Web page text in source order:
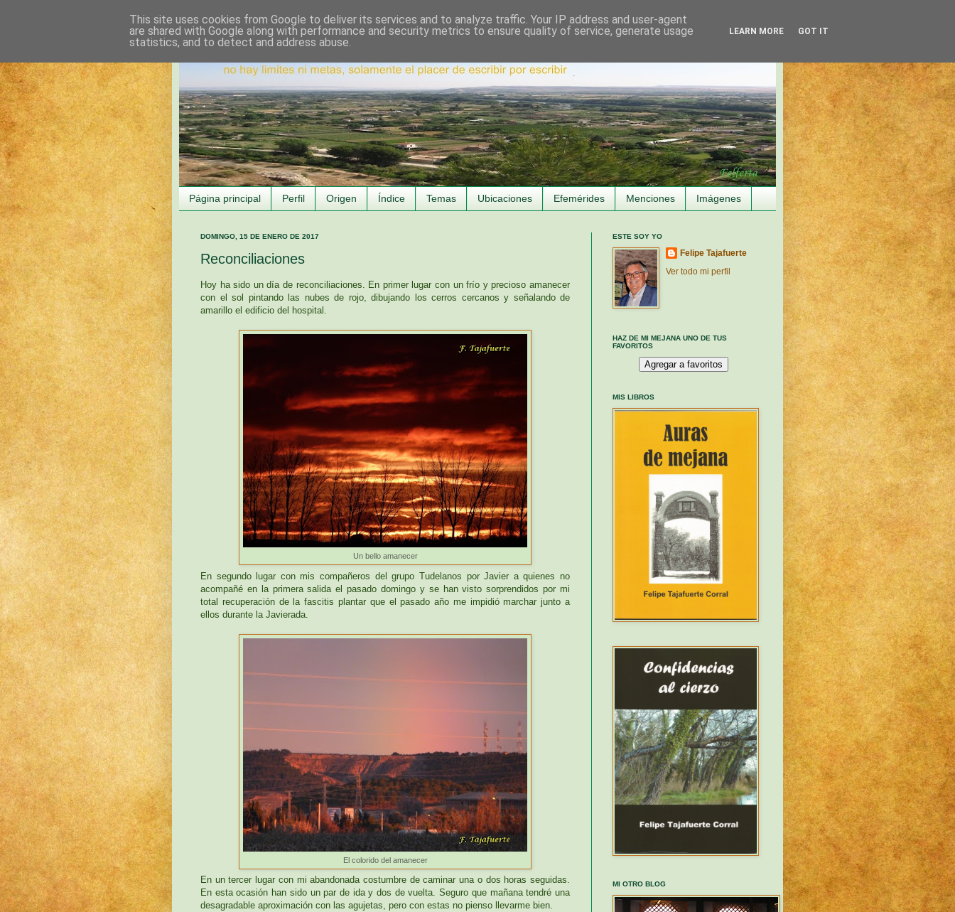
Página principal Perfil Origen Índice Temas Ubicaciones Efemérides Menciones Imágenes
DOMINGO, 15 DE ENERO DE 2017
Reconciliaciones
Hoy ha sido un día de reconciliaciones. En primer lugar con un frío y precioso amanecer
con el sol pintando las nubes de rojo, dibujando los cerros cercanos y señalando de
amarillo el edificio del hospital.
Un bello amanecer
En segundo lugar con mis compañeros del grupo Tudelanos por Javier a quienes no
acompañé en la primera salida el pasado domingo y se han visto sorprendidos por mi
total recuperación de la fascitis plantar que el pasado año me impidió marchar junto a
ellos durante la Javierada.
El colorido del amanecer
En un tercer lugar con mi abandonada costumbre de caminar una o dos horas seguidas.
En esta ocasión han sido un par de ida y dos de vuelta. Seguro que mañana tendré una
desagradable aproximación con las agujetas, pero con estas no pienso llevarme bien.
ESTE SOY YO
Felipe Tajafuerte
Ver todo mi perfil
HAZ DE MI MEJANA UNO DE TUS
FAVORITOS
MIS LIBROS
MI OTRO BLOG
This site uses cookies from Google to deliver its services and to analyze traffic. Your IP address and user-agent
are shared with Google along with performance and security metrics to ensure quality of service, generate usage
statistics, and to detect and address abuse.
LEARN MORE GOT IT